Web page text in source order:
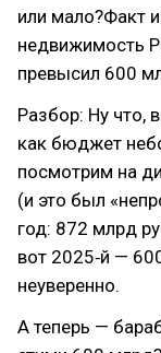
или мало?Факт
недвижимость
превысил 600
Разбор: Ну что,
как бюджет
посмотрим на
(и это был
год: 872 млрд
вот 2025‑й —
неуверенно.
А теперь —